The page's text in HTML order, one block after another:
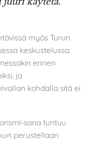
myös Turun
keskustelussa.
ennen
ja
kohdalla sitä ei
sana tuntuu
perustellaan